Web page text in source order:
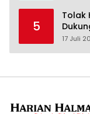
5
Tolak
17 Juli